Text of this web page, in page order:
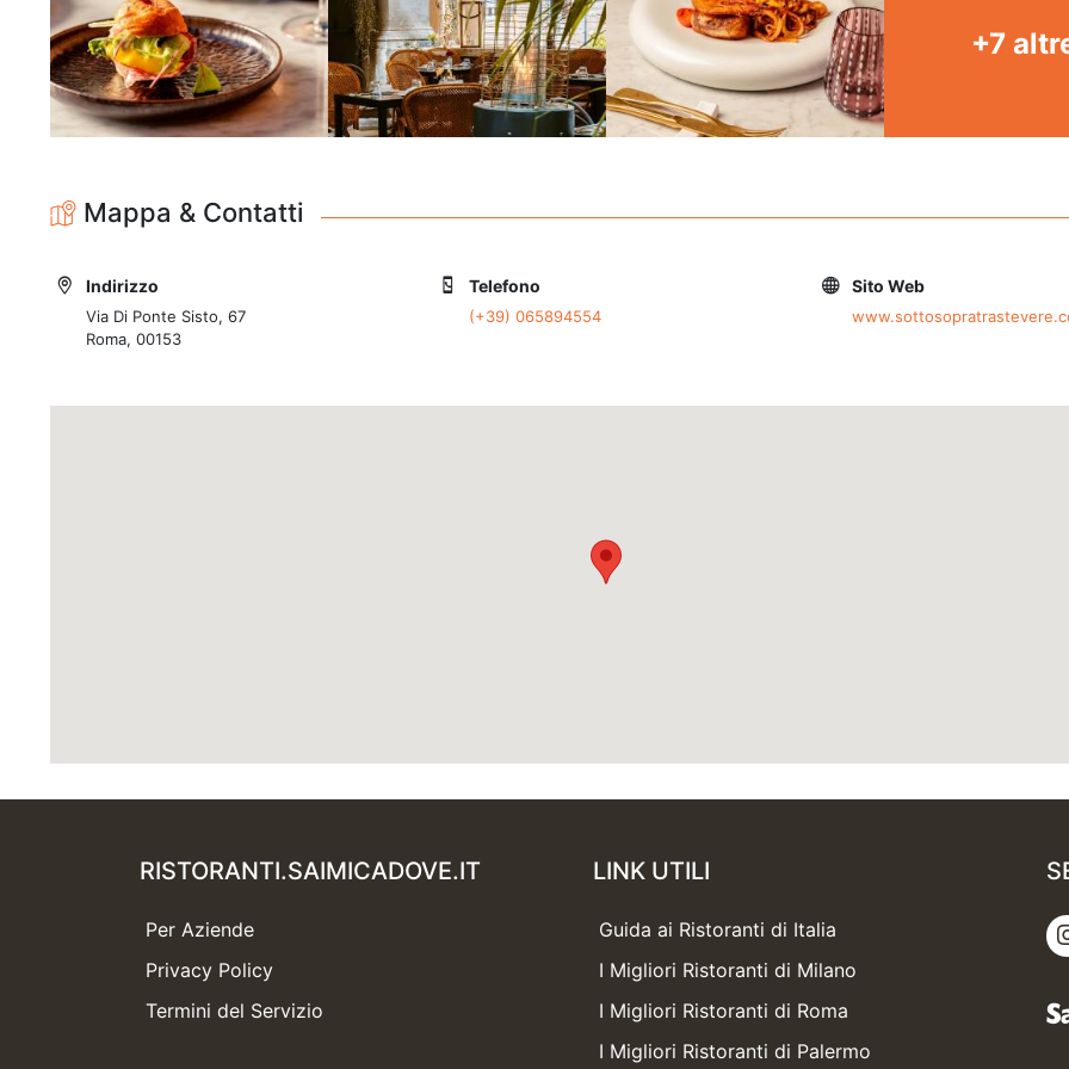
+7
Mappa & Contatti
Indirizzo
Via Di Ponte Sisto, 67
Roma, 00153
Telefono
(+39) 065894554
Sito Web
RISTORANTI.SAIMICADOVE.IT
Per Aziende
Privacy Policy
Termini del Servizio
LINK UTILI
Guida ai Ristoranti di Italia
I Migliori Ristoranti di Milano
I Migliori Ristoranti di Roma
I Migliori Ristoranti di Palermo